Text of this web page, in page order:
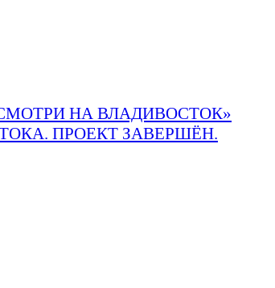
НА ВЛАДИВОСТОК»
ПРОЕКТ ЗАВЕРШЁН.